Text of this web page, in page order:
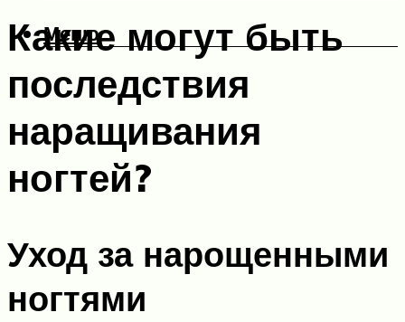
Меню
Какие могут быть
последствия
наращивания
ногтей?
Уход за нарощенными
ногтями